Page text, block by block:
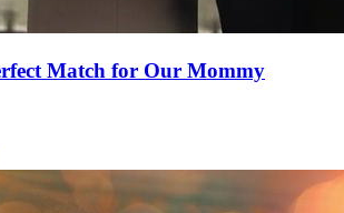
Match for Our Mommy